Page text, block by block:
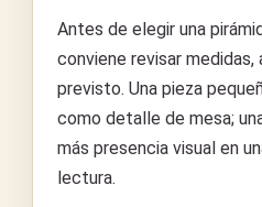
Antes de elegir una
conviene revisar medidas,
previsto. Una pieza
como detalle de mesa;
más presencia visual en
lectura.